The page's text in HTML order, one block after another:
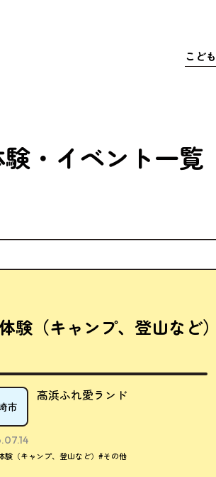
こども
・イベント一覧
験（キャンプ、登山など）
市
高浜ふれ愛ランド
験（キャンプ、登山など） #その他